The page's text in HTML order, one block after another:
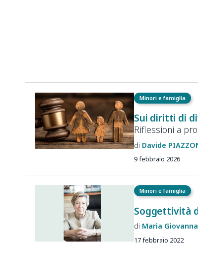
Minori e famiglia
Sui diritti di
Riflessioni a
Davide
9 febbraio 2026
Minori e famiglia
Soggettività
Maria Giovanna
17 febbraio 2022